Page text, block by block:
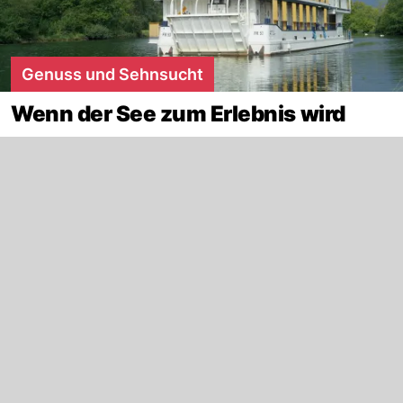
Genuss und Sehnsucht
Wenn der See zum Erlebnis wird